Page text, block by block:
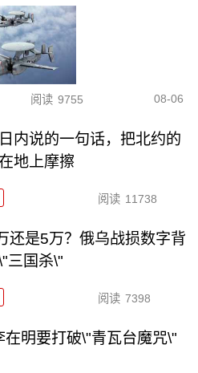
阅读 9755 08-06
内说的一句话，把北约的
地上摩擦
阅读 11738
还是5万？俄乌战损数字背
三国杀\"
阅读 7398
明要打破\"青瓦台魔咒\"